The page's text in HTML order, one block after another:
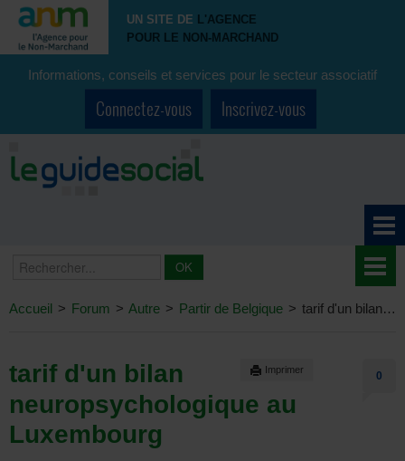
UN SITE DE L'AGENCE
POUR LE NON-MARCHAND
Informations, conseils et services pour le secteur associatif
Connectez-vous Inscrivez-vous
Accueil > Forum > Autre > Partir de Belgique > tarif d'un bilan neuropsychologique au Luxembourg
0
Imprimer
tarif d'un bilan
neuropsychologique au
Luxembourg